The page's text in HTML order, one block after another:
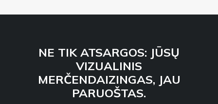
NE TIK ATSARGOS: JŪSŲ
VIZUALINIS
MERČENDAIZINGAS, JAU
PARUOŠTAS.